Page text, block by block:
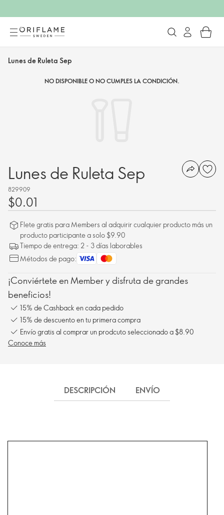
Lunes de Ruleta Sep
NO DISPONIBLE O NO CUMPLES LA CONDICIÓN.
Lunes de Ruleta Sep
829909
$0.01
Flete gratis para Members al adquirir cualquier producto más un
producto participante a solo $9.90
Tiempo de entrega: 2 - 3 días laborables
Métodos de pago:
¡Conviértete en Member y disfruta de grandes
beneficios!
15% de Cashback en cada pedido
15% de descuento en tu primera compra
Envío gratis al comprar un prodcuto seleccionado a $8.90
Conoce más
DESCRIPCIÓN ENVÍO